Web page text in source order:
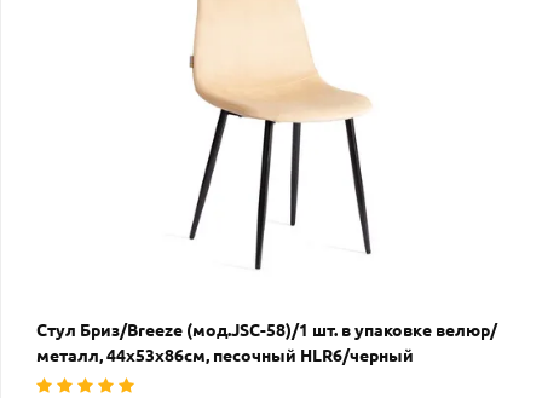
Стул Бриз/Breeze (мод.JSC-58)/1 шт. в упаковке велюр/
металл, 44х53х86см, песочный HLR6/черный